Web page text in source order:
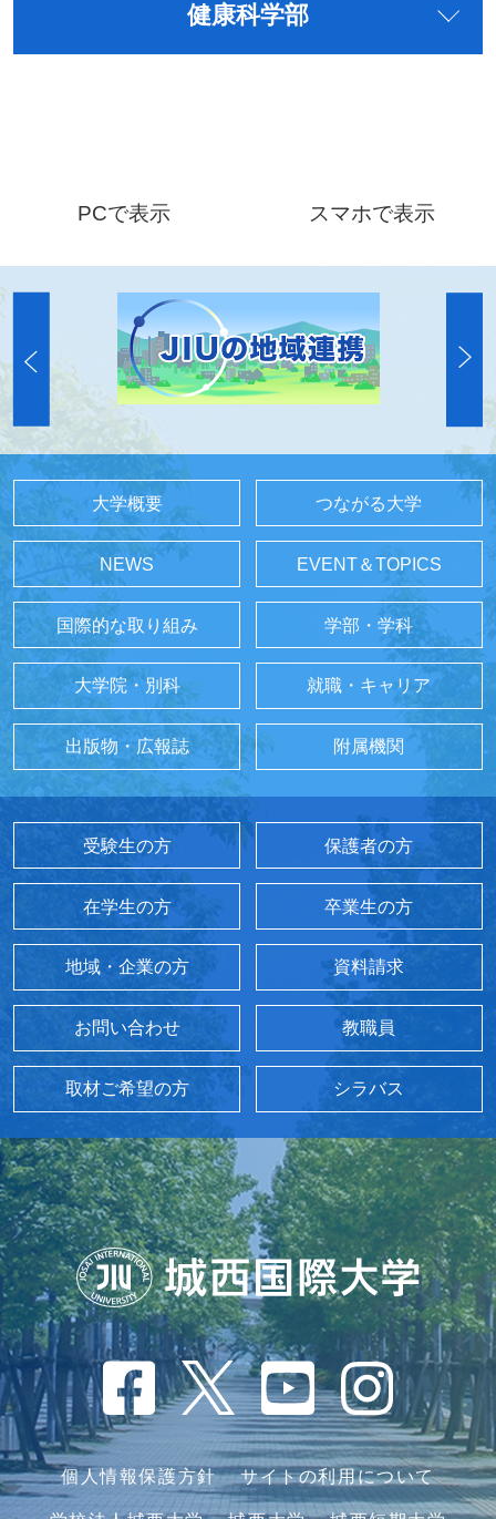
健康科学部
PCで表示 スマホで表示
大学概要 つながる大学
NEWS EVENT＆TOPICS
国際的な取り組み 学部・学科
大学院・別科 就職・キャリア
出版物・広報誌 附属機関
受験生の方 保護者の方
在学生の方 卒業生の方
地域・企業の方 資料請求
お問い合わせ 教職員
取材ご希望の方 シラバス
個人情報保護方針 サイトの利用について